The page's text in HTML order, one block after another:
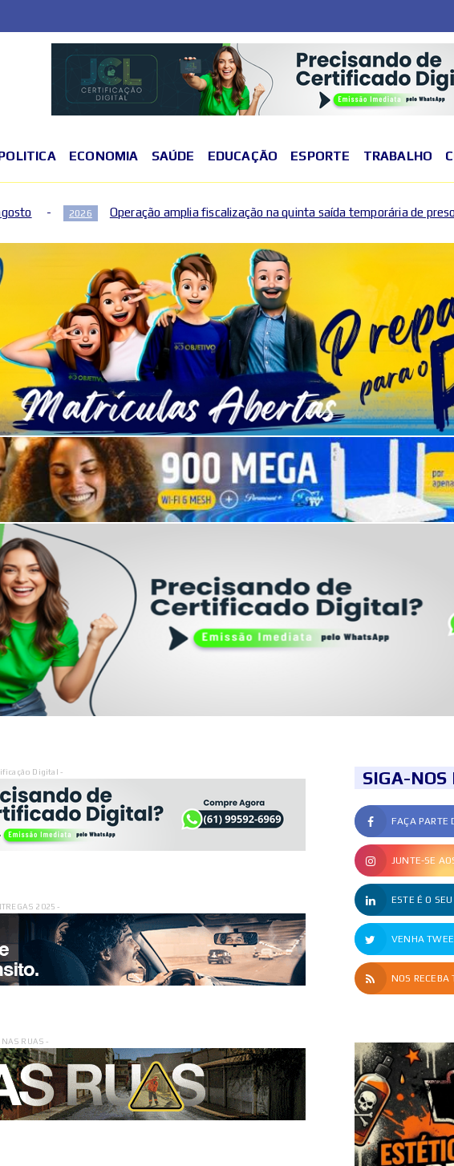
ECONOMIA SAÚDE EDUCAÇÃO ESPORTE TRABALHO
amplia fiscalização na quinta saída temporária de presos no DF 2026
Digital -
2025 -
NAS RUAS -
SIGA-NOS
FAÇA PARTE
JUNTE-SE
ESTE É O
VENHA
NOS RECEBA